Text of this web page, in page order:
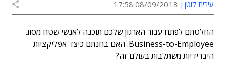
עירית לוטן 08/09/2013 17:58
החלטתם לפתח עבור הארגון שלכם תוכנה לאנשי שטח מסוג
Business-to-Employee. האם בחנתם כיצד אפליקציות
היברידיות משתלבות בעולם זה?